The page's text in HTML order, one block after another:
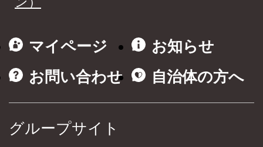
マイページ
お知らせ
お問い合わせ
自治体の方へ
グループサイト